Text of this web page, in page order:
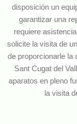
disposición un
garantizar una
requiere
solicite la visita de
de proporcionarle la
Sant Cugat del
aparatos en pleno
la visita